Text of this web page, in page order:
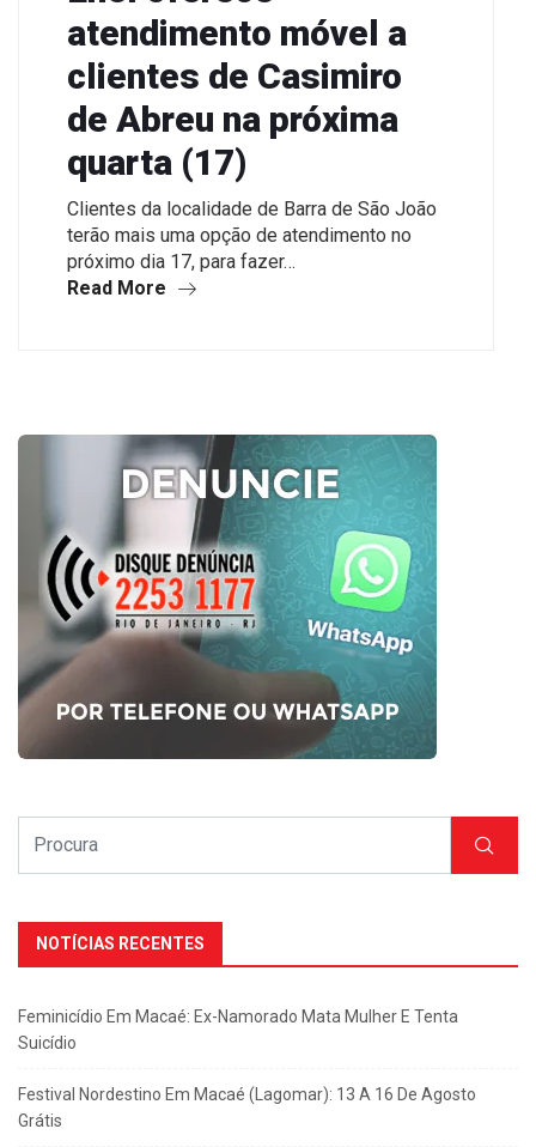
atendimento móvel a
clientes de Casimiro
de Abreu na próxima
quarta (17)
Clientes da localidade de Barra de São João
terão mais uma opção de atendimento no
próximo dia 17, para fazer…
Read More
NOTÍCIAS RECENTES
Feminicídio Em Macaé: Ex-Namorado Mata Mulher E Tenta
Suicídio
Festival Nordestino Em Macaé (Lagomar): 13 A 16 De Agosto
Grátis